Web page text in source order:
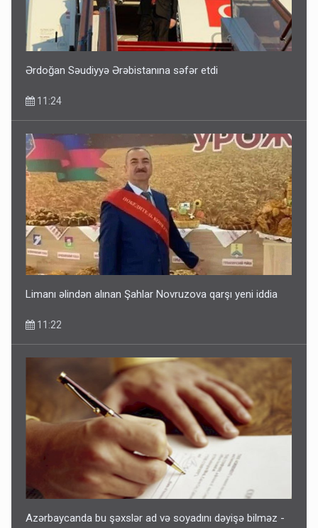
Ərdoğan Səudiyyə Ərəbistanına səfər etdi
11:24
Limanı əlindən alınan Şahlar Novruzova qarşı yeni iddia
11:22
Azərbaycanda bu şəxslər ad və soyadını dəyişə bilməz -